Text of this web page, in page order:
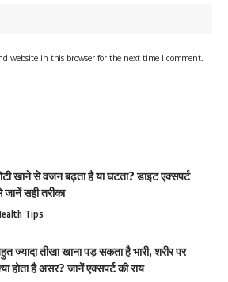
website in this browser for the next time I comment.
खाने से वजन बढ़ता है या घटता? डाइट एक्सपर्ट
जानें सही तरीका
Tips
ज्यादा तीखा खाना पड़ सकता है भारी, शरीर पर
होता है असर? जानें एक्सपर्ट की राय